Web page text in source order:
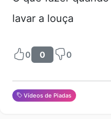
lavar a louça
0 0 0
Vídeos de Piadas